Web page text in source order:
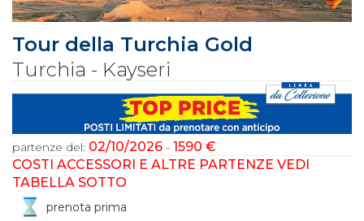
Tour della Turchia Gold
Turchia - Kayseri
partenze del: 02/10/2026 - 1590 €
COSTI ACCESSORI E ALTRE PARTENZE VEDI
TABELLA SOTTO
prenota prima